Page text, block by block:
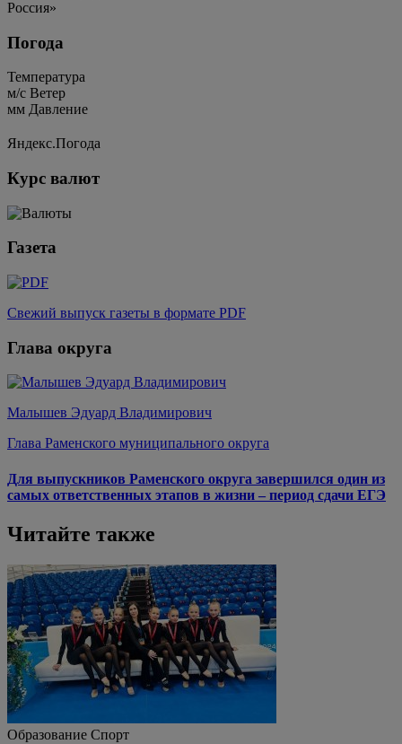
Россия»
Погода
Температура
м/c Ветер
мм Давление
Яндекс.Погода
Курс валют
Газета
Свежий выпуск газеты в формате PDF
Глава округа
Малышев Эдуард Владимирович
Глава Раменского муниципального округа
Для выпускников Раменского округа завершился один из
самых ответственных этапов в жизни – период сдачи ЕГЭ
Читайте также
Образование Спорт